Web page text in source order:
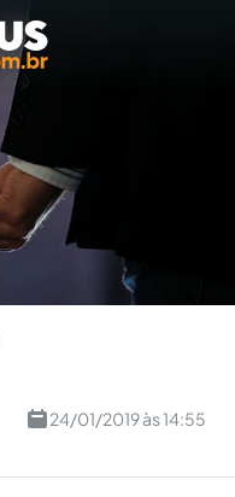
24/01/2019 às 14:55